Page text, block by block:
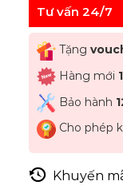
Tư vấn 24/7
Tặng
Hàng mới
Bảo hành
Cho phép
Khuyến